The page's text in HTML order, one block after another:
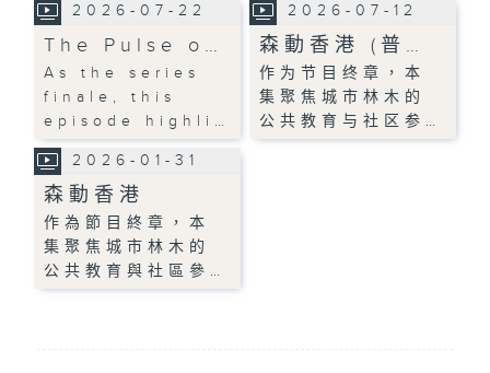
2026-07-22
The Pulse o…
As the series
finale, this
episode highli…
2026-07-12
森動香港 (普…
作为节目终章，本
集聚焦城市林木的
公共教育与社区参…
2026-01-31
森動香港
作為節目終章，本
集聚焦城市林木的
公共教育與社區參…